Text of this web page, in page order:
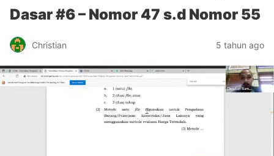
Dasar #6 – Nomor 47 s.d Nomor 55
Christian 5 tahun ago